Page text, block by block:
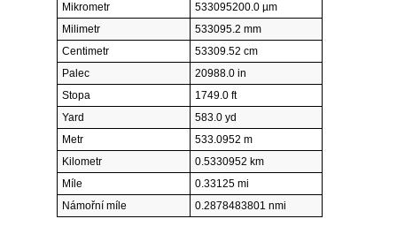
Mikrometr
533095200.0 µm
Milimetr
533095.2 mm
Centimetr
53309.52 cm
Palec
20988.0 in
Stopa
1749.0 ft
Yard
583.0 yd
Metr
533.0952 m
Kilometr
0.5330952 km
Míle
0.33125 mi
Námořní míle
0.2878483801 nmi